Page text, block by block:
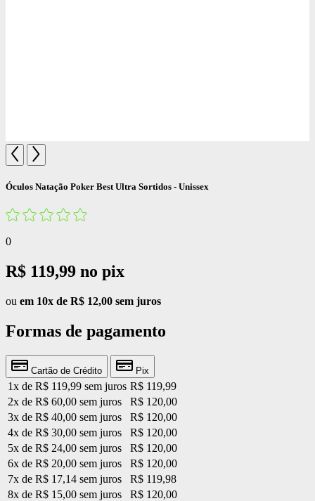
Óculos Natação Poker Best Ultra Sortidos - Unissex
0
R$ 119,99 no pix
ou em 10x de R$ 12,00 sem juros
Formas de pagamento
Cartão de Crédito Pix
1x de R$ 119,99 sem juros R$ 119,99
2x de R$ 60,00 sem juros
R$ 120,00
3x de R$ 40,00 sem juros
R$ 120,00
4x de R$ 30,00 sem juros
R$ 120,00
5x de R$ 24,00 sem juros
R$ 120,00
6x de R$ 20,00 sem juros
R$ 120,00
7x de R$ 17,14 sem juros
R$ 119,98
8x de R$ 15,00 sem juros
R$ 120,00